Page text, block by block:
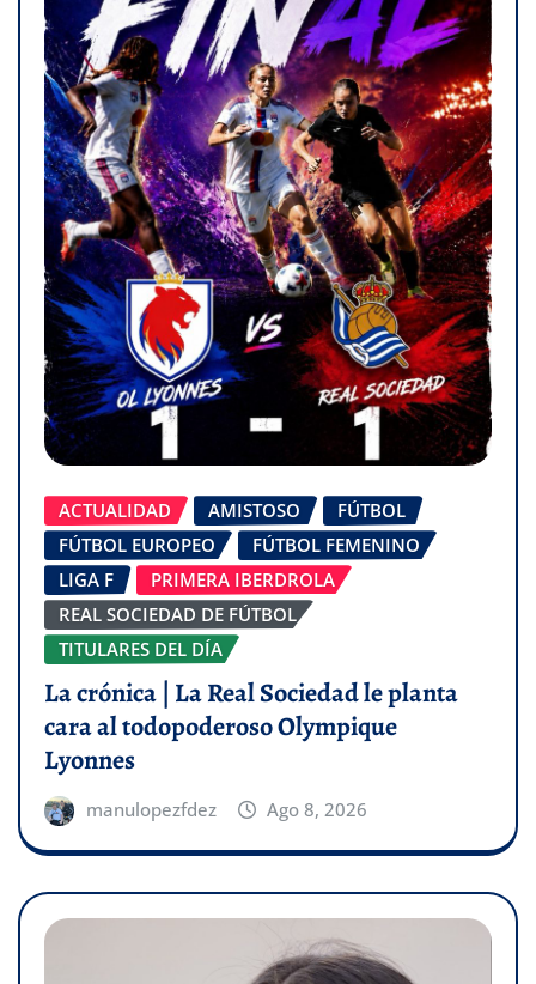
ACTUALIDAD AMISTOSO
FÚTBOL
FÚTBOL EUROPEO
FÚTBOL FEMENINO
LIGA F
PRIMERA IBERDROLA
REAL SOCIEDAD DE FÚTBOL
TITULARES DEL DÍA
La crónica | La Real Sociedad le planta
cara al todopoderoso Olympique
Lyonnes
manulopezfdez Ago 8, 2026